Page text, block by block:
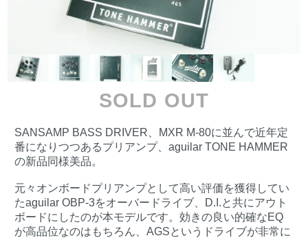
SOLD OUT
SANSAMP BASS DRIVER、MXR M-80に並んで近年定
番になりつつあるプリアンプ、aguilar TONE HAMMER
の新品同様美品。
元々オンボードプリアンプとして高い評価を獲得してい
たaguilar OBP-3をオーバードライブ、D.I.と共にアウト
ボードにしたのが本モデルです。効きの良い的確なEQ
が高品位なのはもちろん、AGSというドライブが非常に